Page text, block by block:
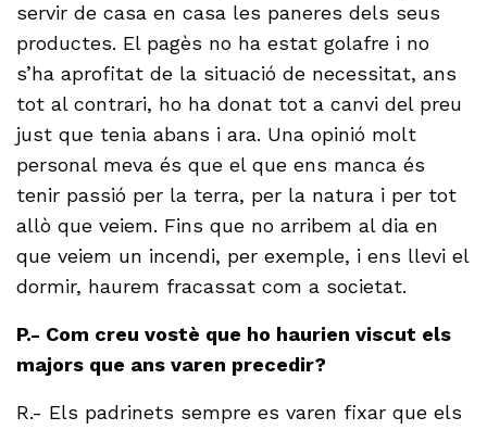
servir de casa en casa les paneres dels seus
productes. El pagès no ha estat golafre i no
s’ha aprofitat de la situació de necessitat, ans
tot al contrari, ho ha donat tot a canvi del preu
just que tenia abans i ara. Una opinió molt
personal meva és que el que ens manca és
tenir passió per la terra, per la natura i per tot
allò que veiem. Fins que no arribem al dia en
que veiem un incendi, per exemple, i ens llevi el
dormir, haurem fracassat com a societat.
P.- Com creu vostè que ho haurien viscut els
majors que ans varen precedir?
R.- Els padrinets sempre es varen fixar que els